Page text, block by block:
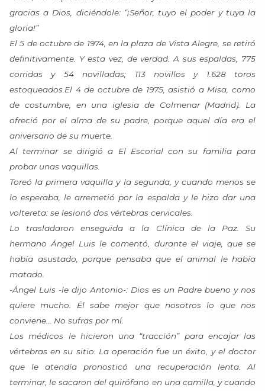
gracias a Dios, diciéndole: “¡Señor, tuyo el poder y tuya la
gloria!”
El 5 de octubre de 1974, en la plaza de Vista Alegre, se retiró
definitivamente. Y esta vez, de verdad. A sus espaldas, 775
corridas y 54 novilladas; 113 novillos y 1.628 toros
estoqueados.El 4 de octubre de 1975, asistió a Misa, como
de costumbre, en una iglesia de Colmenar (Madrid). La
ofreció por el alma de su padre, porque aquel día era el
aniversario de su muerte.
Al terminar se dirigió a El Escorial con su familia para
probar unas vaquillas.
Toreó la primera vaquilla y la segunda, y cuando menos se
lo esperaba, le arremetió por la espalda y le hizo dar una
voltereta: se lesionó dos vértebras cervicales.
Lo trasladaron enseguida a la Clínica de la Paz. Su
hermano Ángel Luis le comentó, durante el viaje, que se
había asustado, porque pensaba que el animal le había
matado.
-Ángel Luis -le dijo Antonio-: Dios es un Padre bueno y nos
quiere mucho. Él sabe mejor que nosotros lo que nos
conviene… No sufras por mí.
Los médicos le hicieron una “tracción” para encajar las
vértebras en su sitio. La operación fue un éxito, y el doctor
que le atendía pronosticó una recuperación lenta. Al
terminar, le sacaron del quirófano en una camilla, y cuando